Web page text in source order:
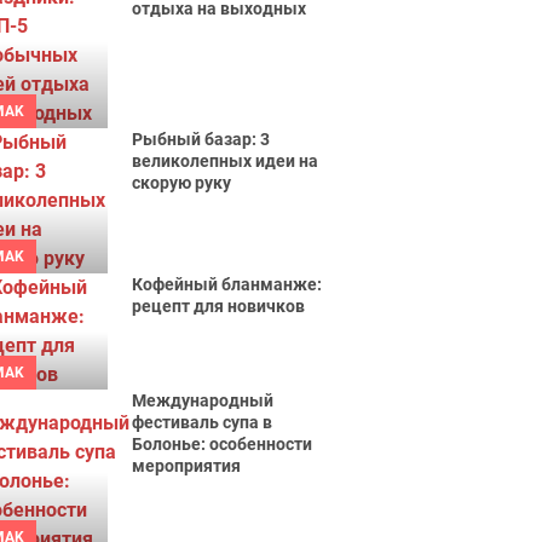
отдыха на выходных
Рыбный базар: 3
великолепных идеи на
скорую руку
Кофейный бланманже:
рецепт для новичков
Международный
фестиваль супа в
Болонье: особенности
мероприятия